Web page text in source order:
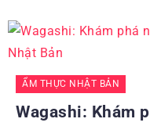
ẨM THỰC NHẬT BẢN
Wagashi: Khám